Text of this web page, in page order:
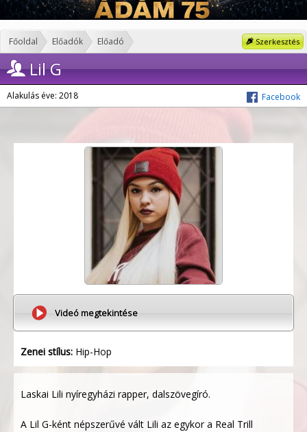
Szerkesztés
Főoldal Előadók Előadó
Lil G
Alakulás éve: 2018 Facebook
Videó megtekintése
Zenei stílus: Hip-Hop
Laskai Lili nyíregyházi rapper, dalszövegíró.
A Lil G-ként népszerűvé vált Lili az egykor a Real Trill